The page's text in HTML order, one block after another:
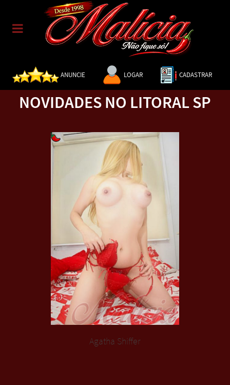
ANUNCIE LOGAR CADASTRAR
NOVIDADES NO LITORAL SP
Agatha Shiffer